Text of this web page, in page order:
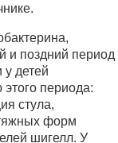
и поздний период
у детей
этого периода:
стула,
форм
шигелл. У